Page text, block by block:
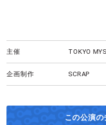
主催 TOKYO
企画制作 SCRAP
この公演の